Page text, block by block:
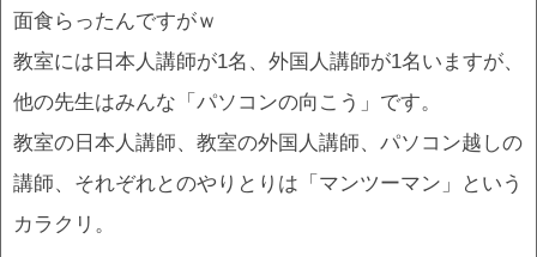
面食らったんですがｗ
教室には日本人講師が1名、外国人講師が1名いますが、
他の先生はみんな「パソコンの向こう」です。
教室の日本人講師、教室の外国人講師、パソコン越しの
講師、それぞれとのやりとりは「マンツーマン」という
カラクリ。